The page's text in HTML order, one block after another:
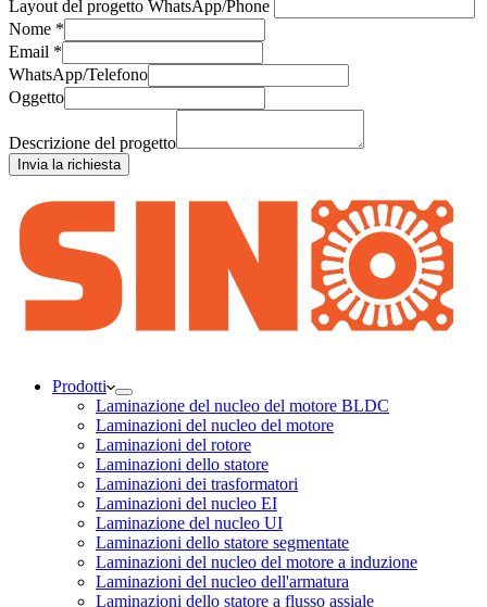
Layout del progetto WhatsApp/Phone
Nome *
Email *
WhatsApp/Telefono
Oggetto
Descrizione del progetto
Invia la richiesta
Prodotti
Laminazione del nucleo del motore BLDC
Laminazioni del nucleo del motore
Laminazioni del rotore
Laminazioni dello statore
Laminazioni dei trasformatori
Laminazioni del nucleo EI
Laminazione del nucleo UI
Laminazioni dello statore segmentate
Laminazioni del nucleo del motore a induzione
Laminazioni del nucleo dell'armatura
Laminazioni dello statore a flusso assiale